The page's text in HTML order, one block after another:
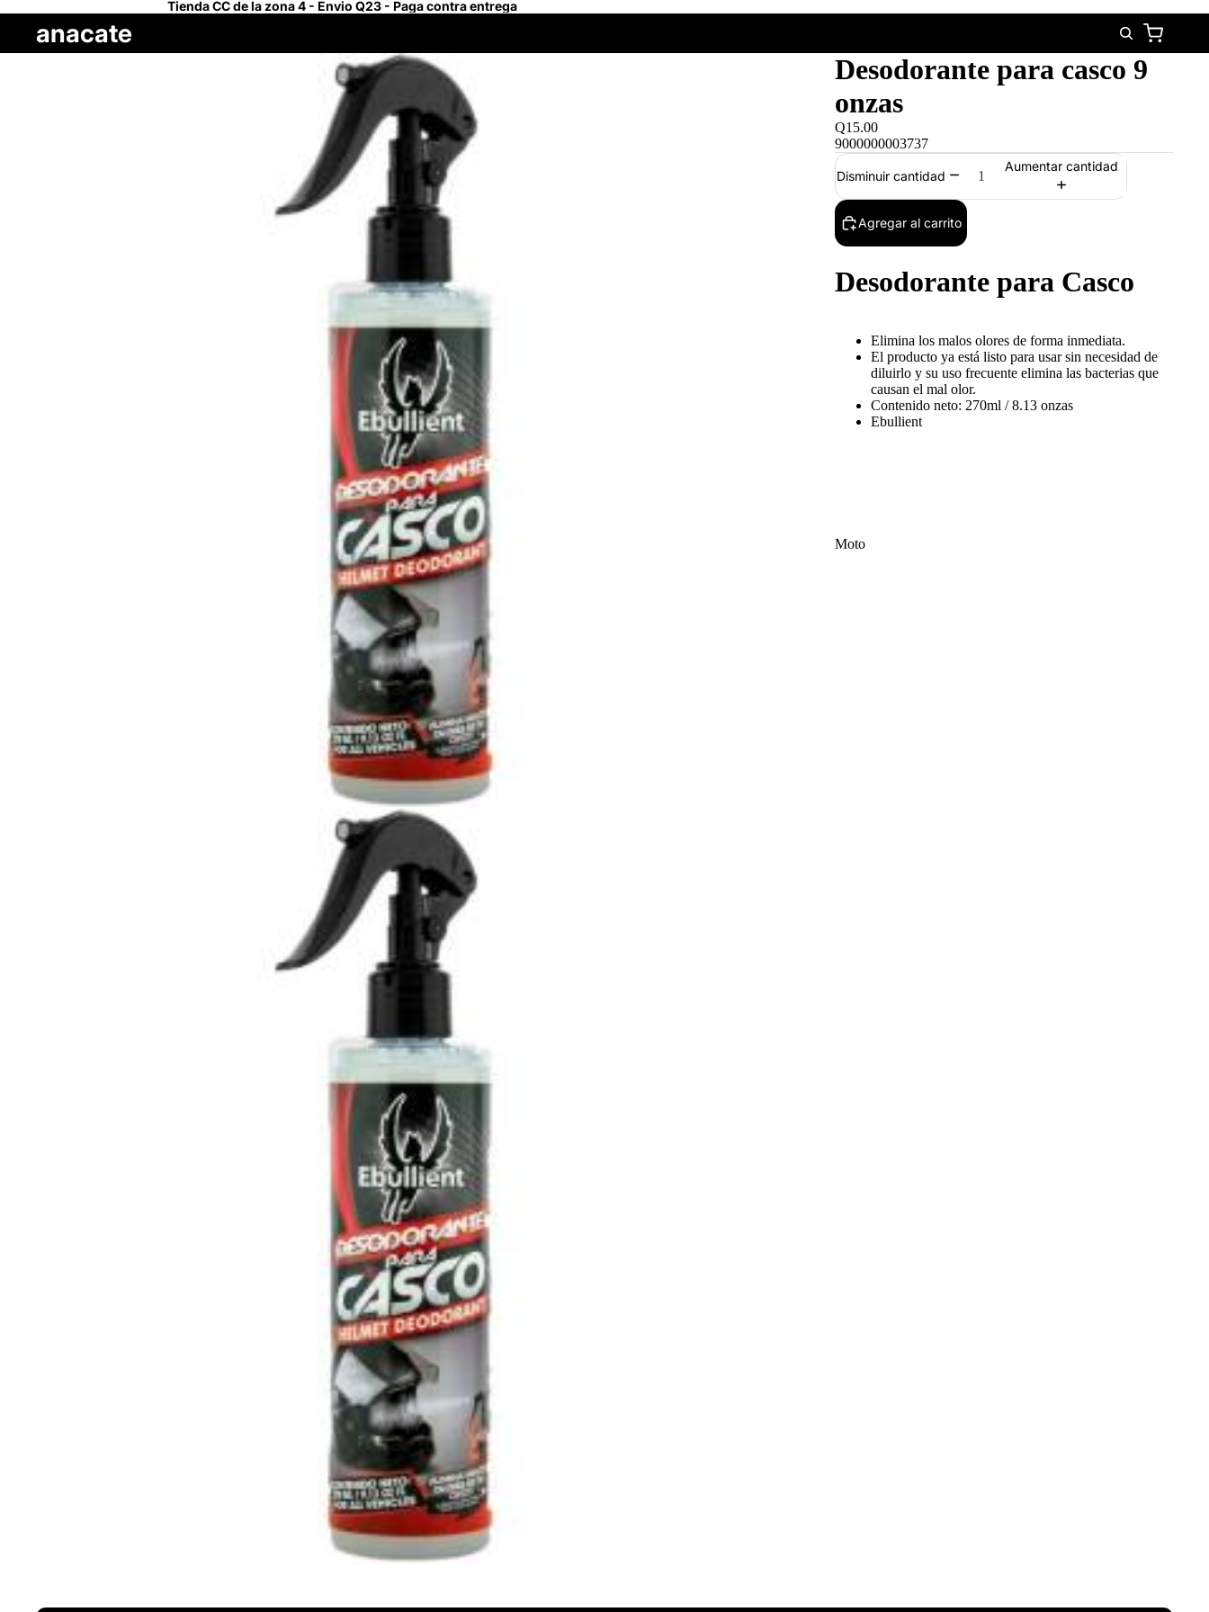
Tienda CC de la zona 4 - Envio Q23 - Paga contra entrega
anacate
Desodorante para casco 9
onzas
Q15.00
9000000003737
Disminuir cantidad
Aumentar cantidad
Agregar al carrito
Desodorante para Casco
Elimina los malos olores de forma inmediata.
El producto ya está listo para usar sin necesidad de
diluirlo y su uso frecuente elimina las bacterias que
causan el mal olor.
Contenido neto: 270ml / 8.13 onzas
Ebullient
Moto